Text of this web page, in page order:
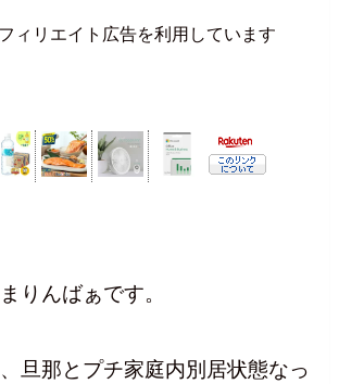
ィリエイト広告を利用しています
りんばぁです。
旦那とプチ家庭内別居状態なっ